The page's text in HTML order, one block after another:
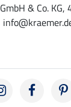
& Co.